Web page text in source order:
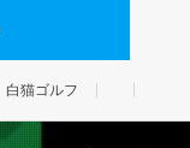
白猫ゴルフ